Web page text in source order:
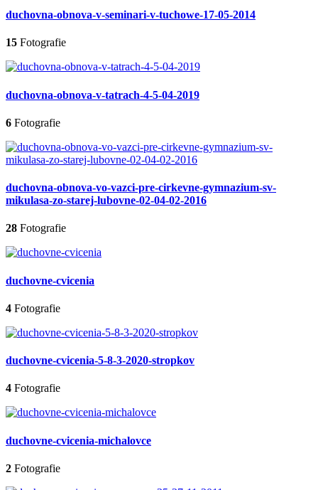
duchovna-obnova-v-seminari-v-tuchowe-17-05-2014
15 Fotografie
duchovna-obnova-v-tatrach-4-5-04-2019
6 Fotografie
duchovna-obnova-vo-vazci-pre-cirkevne-gymnazium-sv-
mikulasa-zo-starej-lubovne-02-04-02-2016
28 Fotografie
duchovne-cvicenia
4 Fotografie
duchovne-cvicenia-5-8-3-2020-stropkov
4 Fotografie
duchovne-cvicenia-michalovce
2 Fotografie